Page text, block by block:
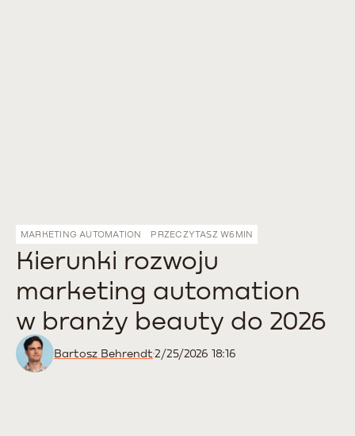
MARKETING AUTOMATION PRZECZYTASZ W6MIN
Kierunki rozwoju
marketing automation
w branży beauty do 2026
Bartosz Behrendt2/25/2026 18:16